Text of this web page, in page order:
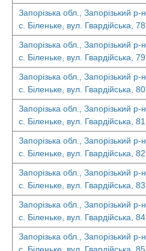
Запорізька обл., Запорізький р-н,
с. Біленьке, вул. Гвардійська, 78
Запорізька обл., Запорізький р-н,
с. Біленьке, вул. Гвардійська, 79
Запорізька обл., Запорізький р-н,
с. Біленьке, вул. Гвардійська, 80
Запорізька обл., Запорізький р-н,
с. Біленьке, вул. Гвардійська, 81
Запорізька обл., Запорізький р-н,
с. Біленьке, вул. Гвардійська, 82
Запорізька обл., Запорізький р-н,
с. Біленьке, вул. Гвардійська, 83
Запорізька обл., Запорізький р-н,
с. Біленьке, вул. Гвардійська, 84
Запорізька обл., Запорізький р-н,